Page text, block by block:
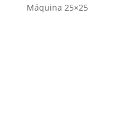
Máquina 25×25